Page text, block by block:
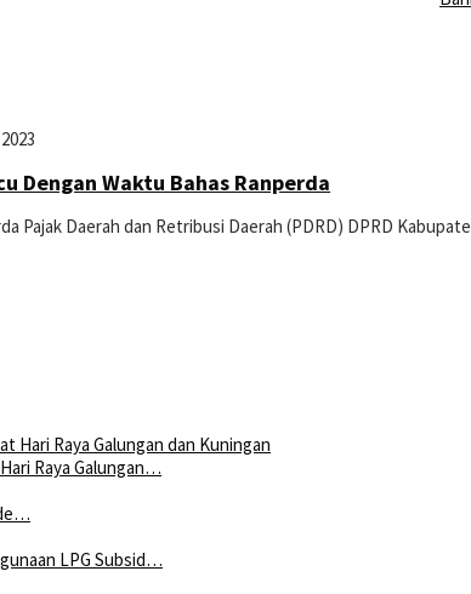
Dengan Waktu Bahas Ranperda
Pajak Daerah dan Retribusi Daerah (PDRD) DPRD
Raya Galungan…
LPG Subsid…